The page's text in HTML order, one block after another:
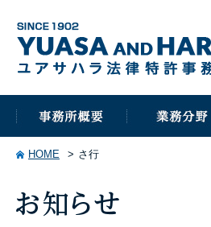
HOME さ行